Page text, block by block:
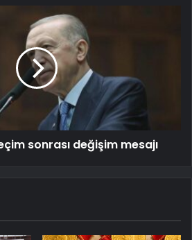
sonrası değişim mesajı